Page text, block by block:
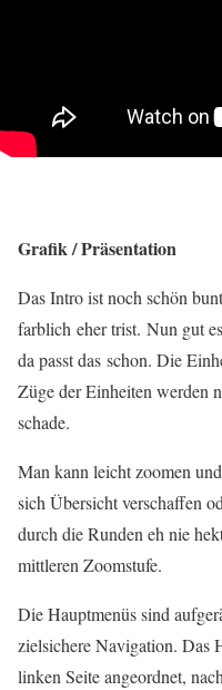
Grafik / Präsentation
DasIntroist noch schön
farblich eher trist. Nun gut
da passt das schon. Die
Züge der Einheiten werden
schade.
Man kann leicht zoomen
sich Übersicht verschaffen
durch die Runden eh nie
mittleren Zoomstufe.
Die Hauptmenüs sind
zielsichere Navigation. Das
linken Seite angeordnet,